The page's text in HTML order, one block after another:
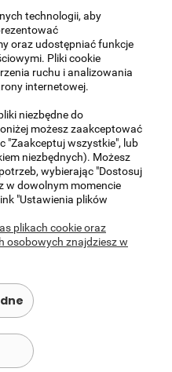
sprawdzane
wysyłki
na piętro
160,00 zł
(150,00-
200,00 zł
Janki 05-
technologii, aby
oraz udostępniać funkcje
Pliki cookie
ruchu i analizowania
internetowej.
niezbędne do
możesz zaakceptować
"Zaakceptuj wszystkie", lub
niezbędnych). Możesz
wybierając "Dostosuj
w dowolnym momencie
"Ustawienia plików
plikach cookie oraz
osobowych znajdziesz w